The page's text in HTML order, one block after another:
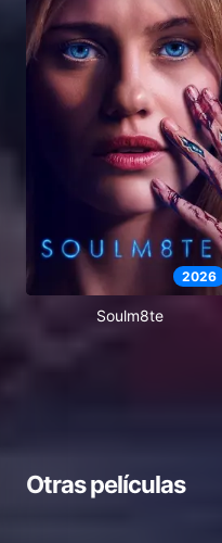
2026
Soulm8te
Otras películas